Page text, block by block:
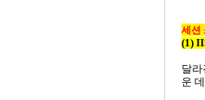
세션
(1)
달
운